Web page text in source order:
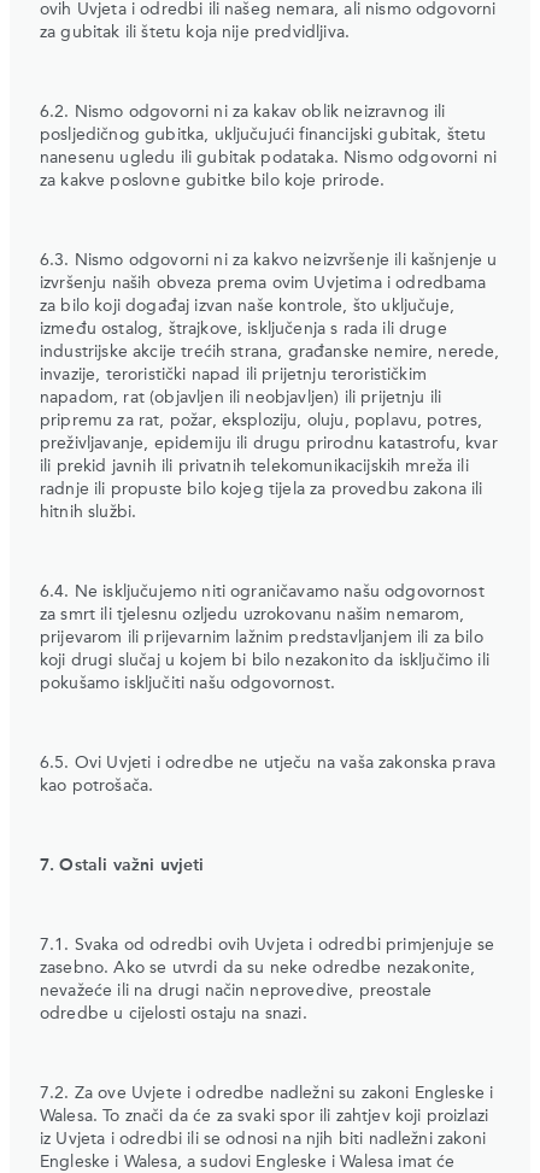
ovih Uvjeta i odredbi ili našeg nemara, ali nismo odgovorni
za gubitak ili štetu koja nije predvidljiva.
6.2. Nismo odgovorni ni za kakav oblik neizravnog ili
posljedičnog gubitka, uključujući financijski gubitak, štetu
nanesenu ugledu ili gubitak podataka. Nismo odgovorni ni
za kakve poslovne gubitke bilo koje prirode.
6.3. Nismo odgovorni ni za kakvo neizvršenje ili kašnjenje u
izvršenju naših obveza prema ovim Uvjetima i odredbama
za bilo koji događaj izvan naše kontrole, što uključuje,
između ostalog, štrajkove, isključenja s rada ili druge
industrijske akcije trećih strana, građanske nemire, nerede,
invazije, teroristički napad ili prijetnju terorističkim
napadom, rat (objavljen ili neobjavljen) ili prijetnju ili
pripremu za rat, požar, eksploziju, oluju, poplavu, potres,
preživljavanje, epidemiju ili drugu prirodnu katastrofu, kvar
ili prekid javnih ili privatnih telekomunikacijskih mreža ili
radnje ili propuste bilo kojeg tijela za provedbu zakona ili
hitnih službi.
6.4. Ne isključujemo niti ograničavamo našu odgovornost
za smrt ili tjelesnu ozljedu uzrokovanu našim nemarom,
prijevarom ili prijevarnim lažnim predstavljanjem ili za bilo
koji drugi slučaj u kojem bi bilo nezakonito da isključimo ili
pokušamo isključiti našu odgovornost.
6.5. Ovi Uvjeti i odredbe ne utječu na vaša zakonska prava
kao potrošača.
7. Ostali važni uvjeti
7.1. Svaka od odredbi ovih Uvjeta i odredbi primjenjuje se
zasebno. Ako se utvrdi da su neke odredbe nezakonite,
nevažeće ili na drugi način neprovedive, preostale
odredbe u cijelosti ostaju na snazi.
7.2. Za ove Uvjete i odredbe nadležni su zakoni Engleske i
Walesa. To znači da će za svaki spor ili zahtjev koji proizlazi
iz Uvjeta i odredbi ili se odnosi na njih biti nadležni zakoni
Engleske i Walesa, a sudovi Engleske i Walesa imat će